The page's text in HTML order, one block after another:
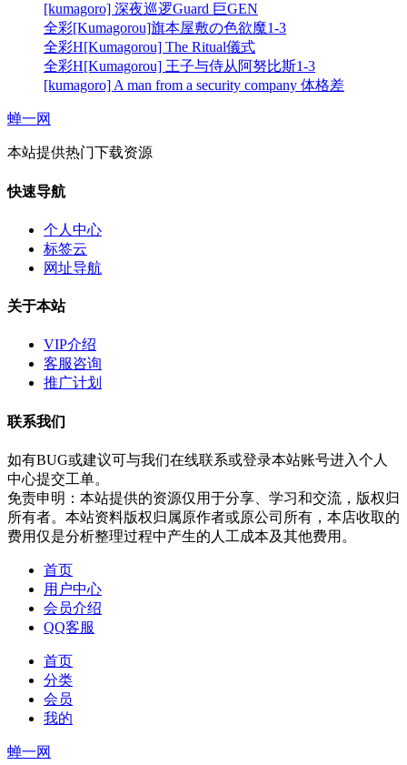
[kumagoro] 深夜巡逻Guard 巨GEN
全彩[Kumagorou]旗本屋敷の色欲魔1-3
全彩H[Kumagorou] The Ritual儀式
全彩H[Kumagorou] 王子与侍从阿努比斯1-3
[kumagoro] A man from a security company 体格差
蝉一网
本站提供热门下载资源
快速导航
个人中心
标签云
网址导航
关于本站
VIP介绍
客服咨询
推广计划
联系我们
如有BUG或建议可与我们在线联系或登录本站账号进入个人
中心提交工单。
免责申明：本站提供的资源仅用于分享、学习和交流，版权归
所有者。本站资料版权归属原作者或原公司所有，本店收取的
费用仅是分析整理过程中产生的人工成本及其他费用。
首页
用户中心
会员介绍
QQ客服
首页
分类
会员
我的
蝉一网